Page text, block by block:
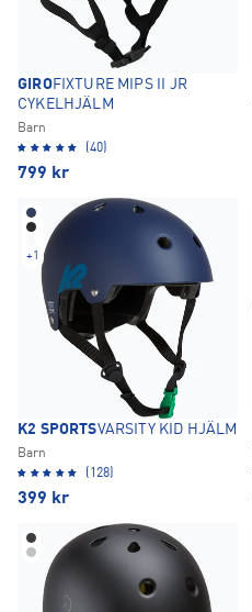
GIROFIXTURE MIPS II JR
CYKELHJÄLM
Barn
(40)
799 kr
+1
K2 SPORTSVARSITY KID HJÄLM
Barn
(128)
399 kr